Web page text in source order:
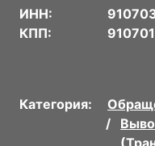
ИНН:
КПП:
Категория: